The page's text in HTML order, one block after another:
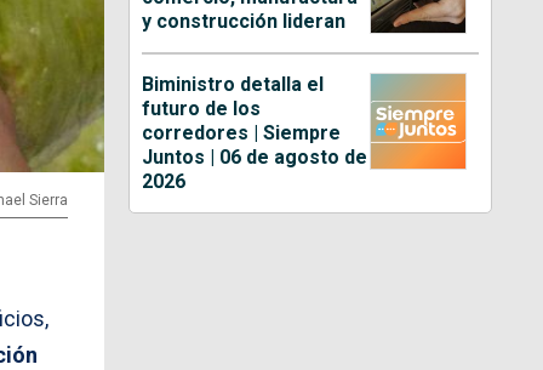
Sierra
y construcción lideran
Biministro detalla el
futuro de los
corredores | Siempre
Juntos | 06 de agosto de
2026